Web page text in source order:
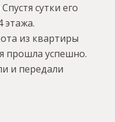
сутки его
этажа.
из квартиры
прошла успешно.
и передали